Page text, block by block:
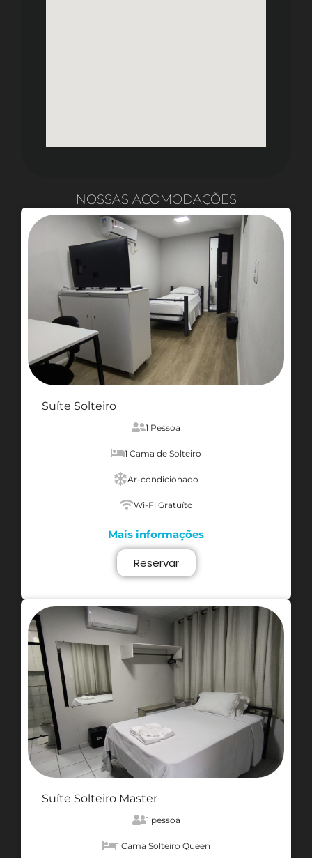
NOSSAS ACOMODAÇÕES
Suíte Solteiro
1 Pessoa
1 Cama de Solteiro
Ar-condicionado
Wi-Fi Gratuíto
Mais informações
Reservar
Suíte Solteiro Master
1 pessoa
1 Cama Solteiro Queen